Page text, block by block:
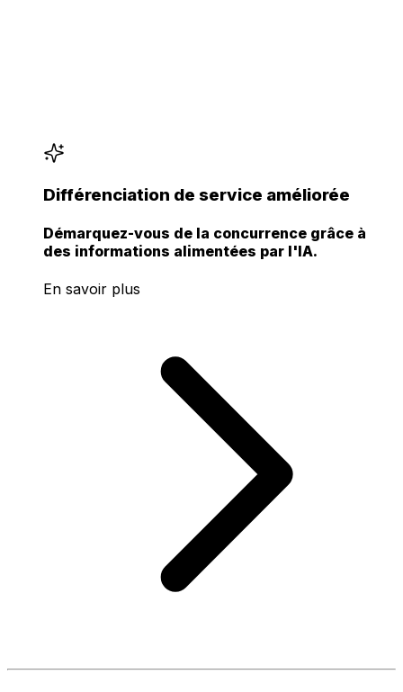
Différenciation de service améliorée
Démarquez-vous de la concurrence grâce à
des informations alimentées par l'IA.
En savoir plus